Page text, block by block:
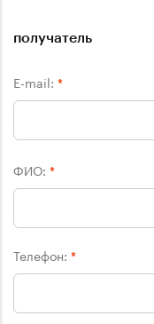
получатель
E-mail: *
ФИО: *
Телефон: *